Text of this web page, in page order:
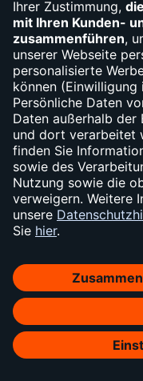
erstatten
Eine Anzeige können
Polizeidienstelle oder
Internetbetrug